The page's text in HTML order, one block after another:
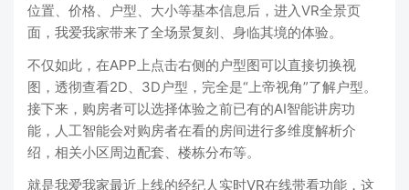
位置、价格、户型、大小等基本信息后，进入VR全景页
面，我爱我家带来了全场景复刻、身临其境的体验。
不仅如此，在APP上点击右侧的户型图可以直接切换视
图，透彻查看2D、3D户型，完全是“上帝视角”了解户型。
接下来，购房者可以选择体验之前已有的AI智能讲房功
能，人工智能会对购房者在看的房间进行多维度解析介
绍，相关小区周边配套、楼栋分布等。
就是我爱我家最近上线的经纪人实时VR在线带看功能，这